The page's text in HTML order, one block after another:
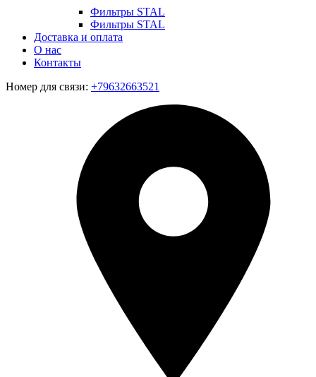
Фильтры STAL
Фильтры STAL
Доставка и оплата
О нас
Контакты
Номер для связи: +79632663521